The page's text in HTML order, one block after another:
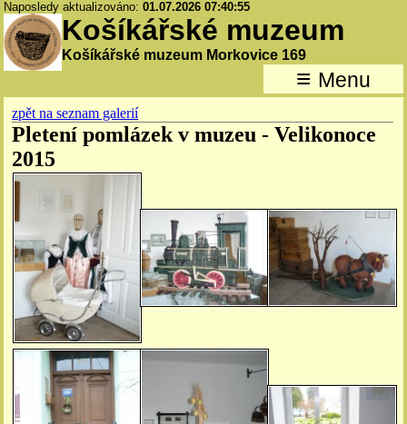
Naposledy aktualizováno:01.07.2026 07:40:55
Košíkářské muzeum
Košíkářské muzeum Morkovice 169
≡ Menu
zpět na seznam galerií
Pletení pomlázek v muzeu - Velikonoce
2015